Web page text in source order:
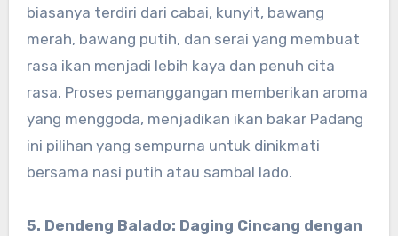
biasanya terdiri dari cabai, kunyit, bawang
merah, bawang putih, dan serai yang membuat
rasa ikan menjadi lebih kaya dan penuh cita
rasa. Proses pemanggangan memberikan aroma
yang menggoda, menjadikan ikan bakar Padang
ini pilihan yang sempurna untuk dinikmati
bersama nasi putih atau sambal lado.
5. Dendeng Balado: Daging Cincang dengan